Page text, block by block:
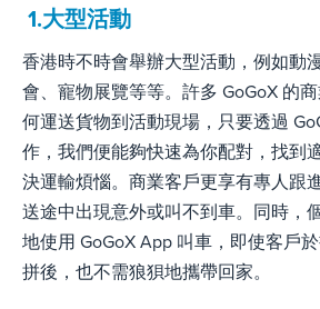
1.大型活動
香港時不時會舉辦大型活動，例如動
會、寵物展覽等等。許多 GoGoX 的
何運送貨物到活動現場，只要透過
作，我們便能夠快速為你配對，找到
決運輸煩惱。商業客戶更享有專人跟
送途中出現意外或叫不到車。同時，
地使用 GoGoX App 叫車，即使客戶
拼後，也不需狼狽地攜帶回家。